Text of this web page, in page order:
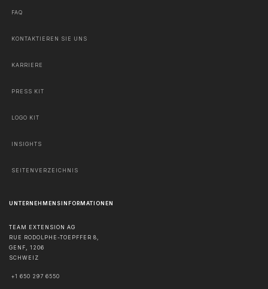
FAQ
KONTAKTIEREN SIE UNS
KARRIERE
PRESS KIT
LOGO KIT
INSIGHTS
SEITENVERZEICHNIS
UNTERNEHMENSINFORMATIONEN
TEAM EXTENSION AG
RUE RODOLPHE-TOEPFFER 8,
GENF
1206
SCHWEIZ
+1 650 297 6550